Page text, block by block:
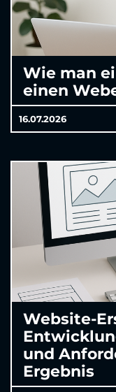
Wie man
einen
16.07.2026
Website-
und
Ergebnis